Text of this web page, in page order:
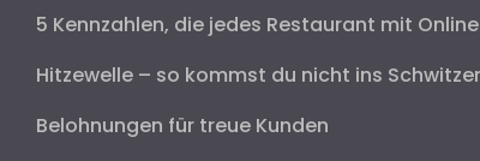
5 Kennzahlen, die jedes Restaurant mit
Hitzewelle – so kommst du nicht ins
Belohnungen für treue Kunden